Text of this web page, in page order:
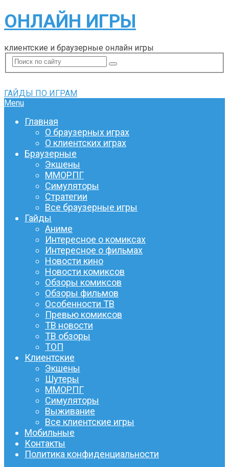
ОНЛАЙН ИГРЫ
клиентские и браузерные онлайн игры
ГАЙДЫ ПО ИГРАМ
Menu
Главная
О браузерных играх
О клиентских играх
Браузерные
Экшены
ММОРПГ
Симуляторы
Стратегии
Все браузерные игры
Гайды
Аниме
Интересное о комиксах
Интересное о фильмах
Новости кино
Новости комиксов
Обзоры комиксов
Обзоры фильмов
Особенности ТВ
Превью комиксов
ТВ новости
ТВ обзоры
ТОП
Клиентские
Экшены
Шутеры
ММОРПГ
Симуляторы
Выживание
Все клиентские игры
Мобильные
Контакты
Политика конфиденциальности